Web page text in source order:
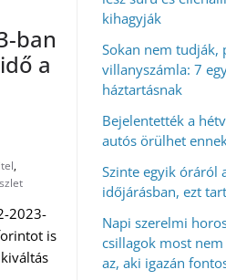
ban
a
,
2023-
is
kihagyják
Sokan nem tudják,
villanyszámla: 7
háztartásnak
Bejelentették a
autós örülhet
Szinte egyik óráról
időjárásban, ezt
Napi szerelmi
csillagok most
az, aki igazán